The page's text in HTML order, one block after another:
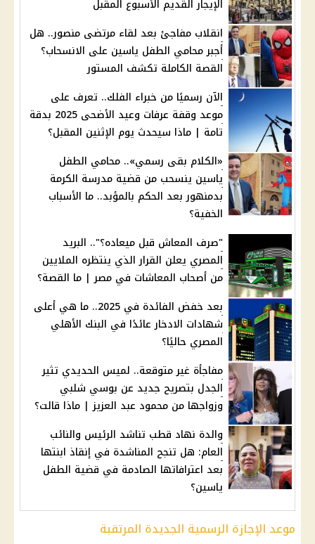
الإيجار القديم الأسبوع المقبل
انقلاب مفاجئ بعد لقاء مرتضى منصور.. هل
أجبر محامي الطفل ياسين على الانسحاب؟
القصة الكاملة تكشف المستور
الآن رسميًا من خبراء الفلك.. تعرف على
موعد وقفة عرفات وعيد الأضحى 2025 بدقة
تامة | ماذا سيحدث يوم الإثنين المقبل؟
«الكلام بقى رسمي».. محامي الطفل
ياسين ينسحب من قضية مدرسة الكرمة
بدمنهور بعد الحكم بالمؤبد.. ما الأسباب
الخفية؟
"صرف المعاش قبل ميعاده؟".. البريد
المصري يعلن القرار الذي ينتظره الملايين
من أصحاب المعاشات في مصر | ما القصة؟
بعد خفض الفائدة في 2025.. ما هي أعلى
شهادات الادخار عائدًا في البنك الأهلي
المصري حاليًا؟
مفاجأة غير متوقعة.. لميس الحديدي تثير
الجدل بتصريح جديد عن بوسي شلبي
وزواجها من محمود عبد العزيز | ماذا قالت؟
والدة نهاد قطب تناشد الرئيس والنائب
العام: هل تنجح المناشدة في إنقاذ ابنتها
بعد اعترافاتها الصادمة في قضية الطفل
ياسين؟
موعد الإجازة الرسمية الجديدة المرتقبة